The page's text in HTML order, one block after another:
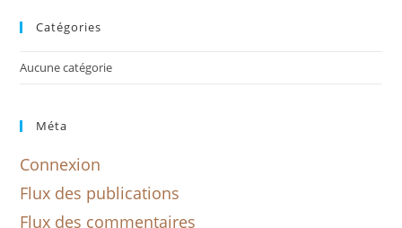
Catégories
Aucune catégorie
Méta
Connexion
Flux des publications
Flux des commentaires